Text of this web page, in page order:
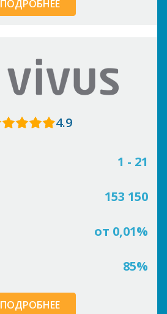
ПОДРОБНЕЕ
4.9
1 - 21
153 150
от 0,01%
85%
ПОДРОБНЕЕ